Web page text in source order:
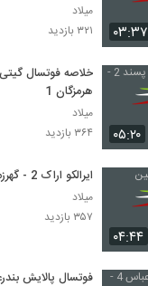
۰۳:۳۷
میلاد
۳۲۱ بازدید
۰۵:۲۰
هرمزگان 1
میلاد
۳۶۴ بازدید
۰۴:۴۴
ایرالکو اراک 2 - گهرزمین سیرجان 1
میلاد
۳۵۷ بازدید